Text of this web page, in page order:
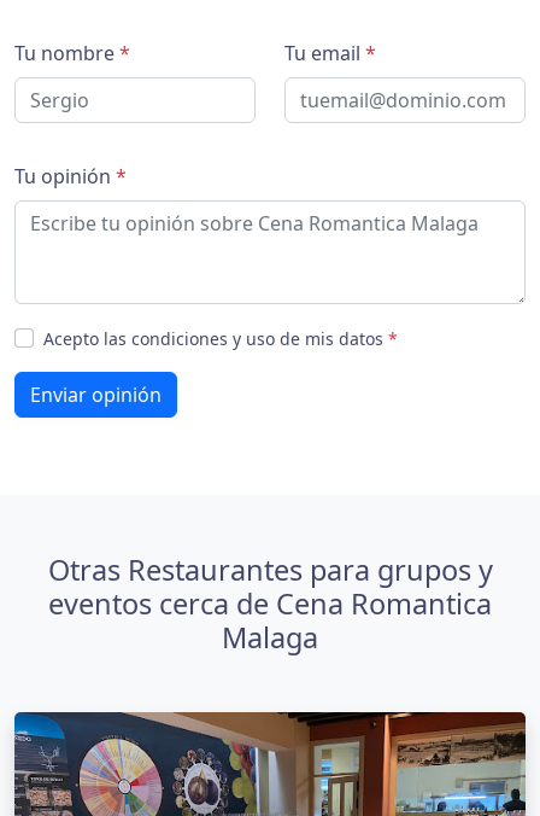
Tu nombre* Tu email *
Tu opinión *
Acepto las condiciones y uso de mis datos *
Enviar opinión
Otras Restaurantes para grupos y
eventos cerca de Cena Romantica
Malaga